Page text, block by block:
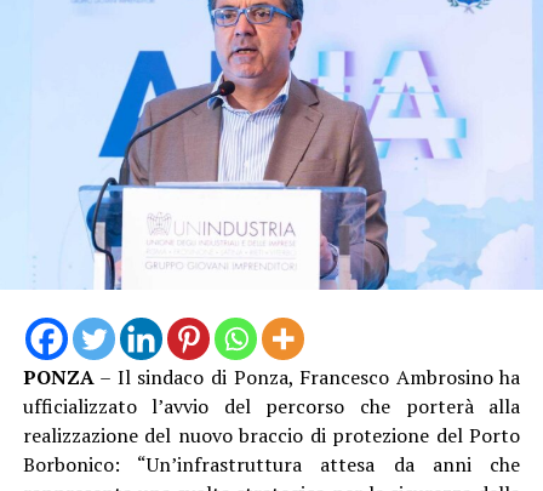
della regione Lazio, dimostratasi come ecosistema
favorevole a questo settore; ma più in generale di tutto
“Solo dodici mesi fa eravamo seduti attorno a un tavolo
delle trattative complesso e drammatico per affrontare
PONZA– Il sindaco di Ponza, Francesco Ambrosino ha
ufficializzato l’avvio del percorso che porterà alla
realizzazione del nuovo braccio di protezione del Porto
Borbonico: “Un’infrastruttura attesa da anni che